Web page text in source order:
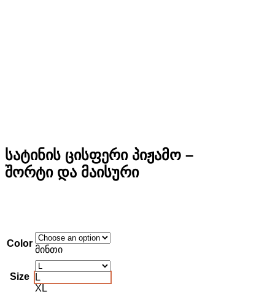
სატინის ცისფერი პიჟამო –
შორტი და მაისური
Color
მინთი
Size
L
XL